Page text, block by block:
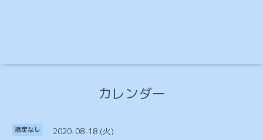
カレンダー
指定なし 2020-08-18 (火)